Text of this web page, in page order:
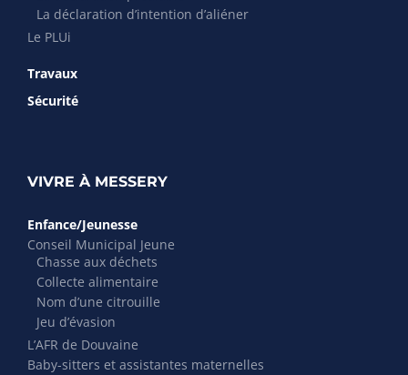
La déclaration d’intention d’aliéner
Le PLUi
Travaux
Sécurité
VIVRE À MESSERY
Enfance/Jeunesse
Conseil Municipal Jeune
Chasse aux déchets
Collecte alimentaire
Nom d’une citrouille
Jeu d’évasion
L’AFR de Douvaine
Baby-sitters et assistantes maternelles